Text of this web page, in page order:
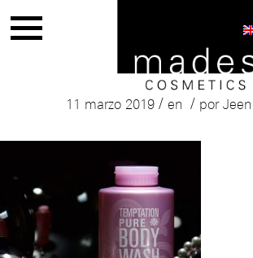
mades-bath-
11 marzo 2019 / en / por